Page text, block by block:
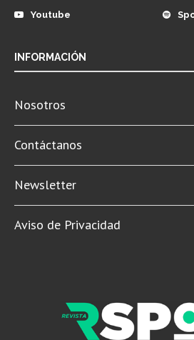
Youtube
INFORMACIÓN
Nosotros
Contáctanos
Newsletter
Aviso de Privacidad